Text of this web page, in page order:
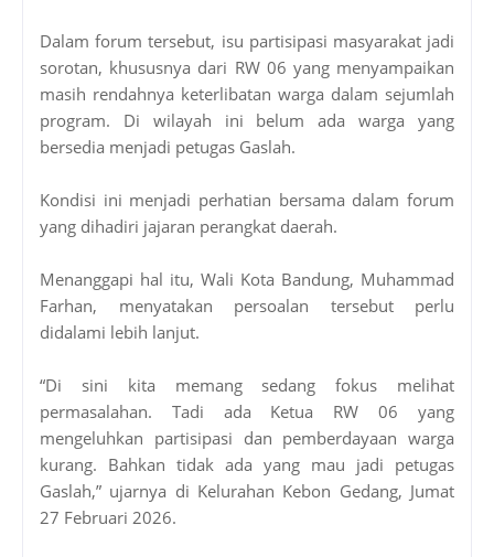
Dalam forum tersebut, isu partisipasi masyarakat jadi
sorotan, khususnya dari RW 06 yang menyampaikan
masih rendahnya keterlibatan warga dalam sejumlah
program. Di wilayah ini belum ada warga yang
bersedia menjadi petugas Gaslah.
Kondisi ini menjadi perhatian bersama dalam forum
yang dihadiri jajaran perangkat daerah.
Menanggapi hal itu, Wali Kota Bandung, Muhammad
Farhan, menyatakan persoalan tersebut perlu
didalami lebih lanjut.
“Di sini kita memang sedang fokus melihat
permasalahan. Tadi ada Ketua RW 06 yang
mengeluhkan partisipasi dan pemberdayaan warga
kurang. Bahkan tidak ada yang mau jadi petugas
Gaslah,” ujarnya di Kelurahan Kebon Gedang, Jumat
27 Februari 2026.